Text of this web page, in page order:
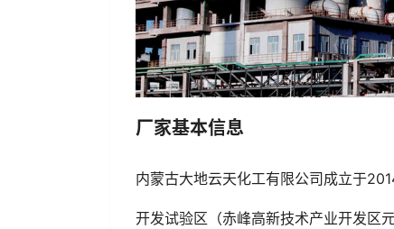
厂家基本信息
内蒙古大地云天化工有限公司成立于‌
开发试验区（赤峰高新技术产业开发区